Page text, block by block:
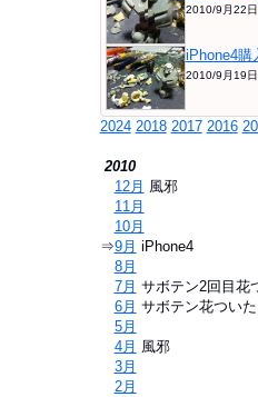
2010/9月22日
iPhone4購
2010/9月19日
2024 2018 2017 2016
2010
12月 風邪
11月
10月
⇒9月 iPhone4
8月
7月 サボテン2回目花
6月 サボテン花ついた
5月
4月 風邪
3月
2月